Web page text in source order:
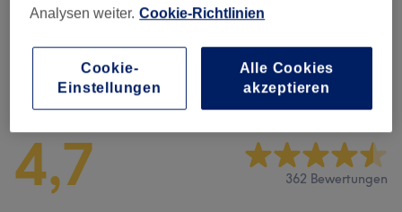
Damen - Waxing (34)
Salonbewertungen
4,7 362 Bewertungen
Analysen weiter. Cookie-Richtlinien
Cookie-
Einstellungen
Alle Cookies
akzeptieren